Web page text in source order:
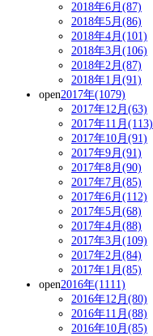
2018年6月(87)
2018年5月(86)
2018年4月(101)
2018年3月(106)
2018年2月(87)
2018年1月(91)
open2017年(1079)
2017年12月(63)
2017年11月(113)
2017年10月(91)
2017年9月(91)
2017年8月(90)
2017年7月(85)
2017年6月(112)
2017年5月(68)
2017年4月(88)
2017年3月(109)
2017年2月(84)
2017年1月(85)
open2016年(1111)
2016年12月(80)
2016年11月(88)
2016年10月(85)